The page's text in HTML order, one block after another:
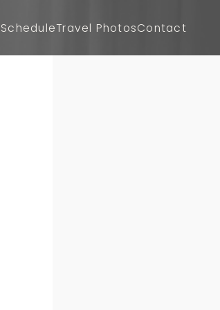
ScheduleTravel PhotosContact